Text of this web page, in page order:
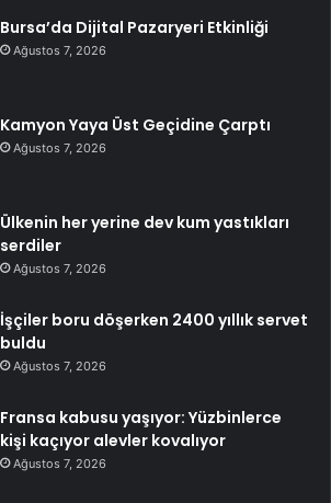
Bursa’da Dijital Pazaryeri Etkinliği
Ağustos 7, 2026
Kamyon Yaya Üst Geçidine Çarptı
Ağustos 7, 2026
Ülkenin her yerine dev kum yastıkları
serdiler
Ağustos 7, 2026
İşçiler boru döşerken 2400 yıllık servet
buldu
Ağustos 7, 2026
Fransa kabusu yaşıyor: Yüzbinlerce
kişi kaçıyor alevler kovalıyor
Ağustos 7, 2026